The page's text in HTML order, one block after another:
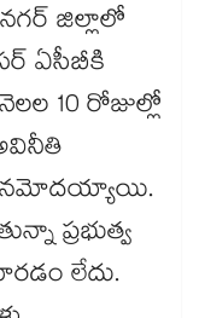
జిల్లాలో
ఏసీబీకి
10 రోజుల్లో
నమోదయ్యాయి.
ప్రభుత్వ
లేదు.